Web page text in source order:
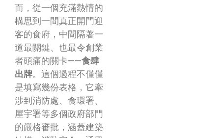
而，從一個充滿熱情的
構思到一間真正開門迎
客的食府，中間隔著一
道最關鍵、也最令創業
者頭痛的關卡——食肆
出牌。這個過程不僅僅
是填寫幾份表格，它牽
涉到消防處、食環署、
屋宇署等多個政府部門
的嚴格審批，涵蓋建築